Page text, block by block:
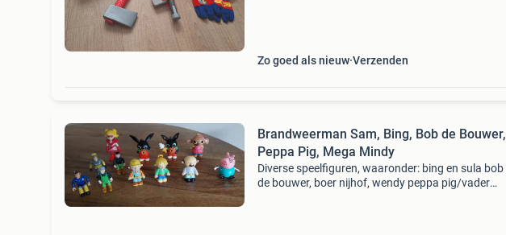
Zo goed als nieuw Verzenden
Brandweerman Sam, Bing, Bob de Bouwer,
Peppa Pig, Mega Mindy
Diverse speelfiguren, waaronder: bing en sula bob
de bouwer, boer nijhof, wendy peppa pig/vader